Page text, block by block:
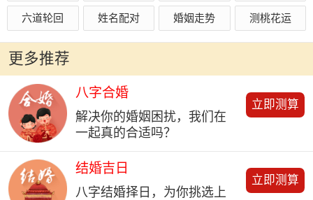
六道轮回 姓名配对 婚姻走势 测桃花运
更多推荐
八字合婚
解决你的婚姻困扰，我们在
一起真的合适吗？
立即测算
结婚吉日
八字结婚择日，为你挑选上
立即测算